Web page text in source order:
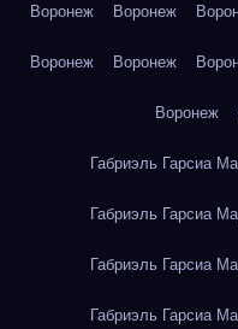
Воронеж Воронеж
Воронеж Воронеж
Воронеж
Габриэль Гарсиа
Габриэль Гарсиа
Габриэль Гарсиа
Габриэль Гарсиа